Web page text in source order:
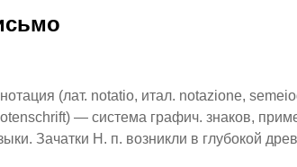
(лат. notatio, итал. notazione,
— система графич. знаков,
Зачатки Н. п. возникли в глубокой